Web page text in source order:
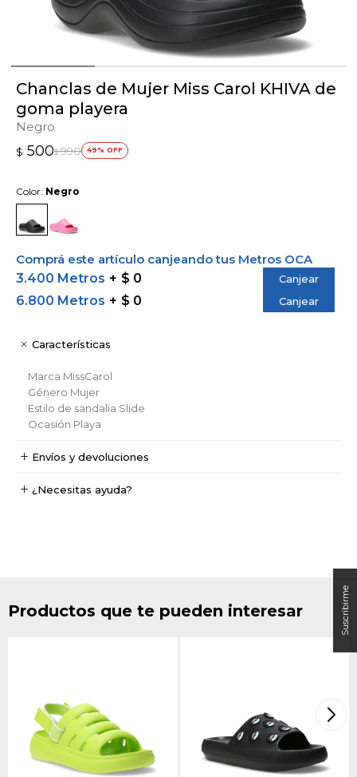
Chanclas de Mujer Miss Carol KHIVA de
goma playera
Negro
$ 500$ 990 49
Color: Negro
Comprá este artículo canjeando tus Metros OCA
3.400 Metros
$ 0 Canjear
6.800 Metros $ 0 Canjear
Características
Marca MissCarol
Género Mujer
Estilo de sandalia Slide
Ocasión Playa
Envíos y devoluciones
¿Necesitas ayuda?
Productos que te pueden interesar